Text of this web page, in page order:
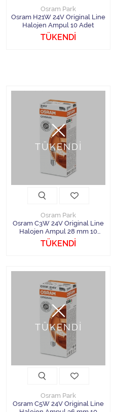
Osram Park
Osram H21W 24V Original Line
Halojen Ampul 10 Adet
TÜKENDİ
TÜKENDİ
Osram Park
Osram C3W 24V Original Line
Halojen Ampul 28 mm 10
Adet
TÜKENDİ
TÜKENDİ
Osram Park
Osram C5W 24V Original Line